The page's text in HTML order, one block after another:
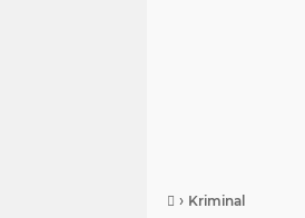
› Kriminal